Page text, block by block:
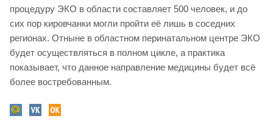
процедуру ЭКО в области составляет 500 человек, и до
сих пор кировчанки могли пройти её лишь в соседних
регионах. Отныне в областном перинатальном центре ЭКО
будет осуществляться в полном цикле, а практика
показывает, что данное направление медицины будет всё
более востребованным.